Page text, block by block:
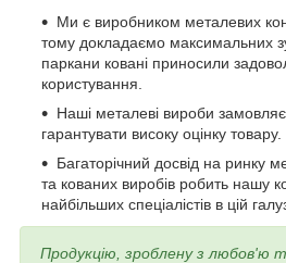
Ми є виробником металевих
тому докладаємо максимальних
паркани ковані приносили
користування.
Наші металеві вироби
гарантувати високу оцінку товару.
Багаторічний досвід на ринку
та кованих виробів робить нашу
найбільших спеціалістів в цій
Продукцію, зроблену з любов'ю